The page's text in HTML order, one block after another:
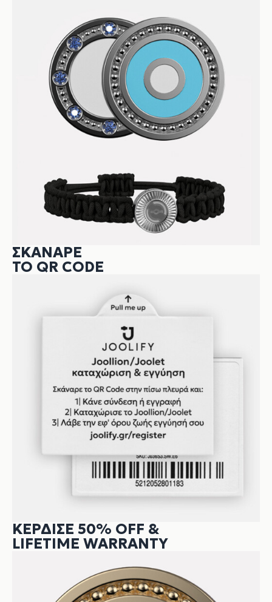
ΣΚΆΝΑΡΕ
ΤΟ QR CODE
ΚΕΡΔΙΣΕ 50% OFF &
LIFETIME WARRANTY